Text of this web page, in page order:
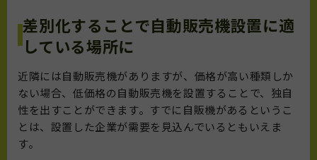
差別化することで自動販売機設置に適
している場所に
近隣には自動販売機がありますが、価格が高い種類しか
ない場合、低価格の自動販売機を設置することで、独自
性を出すことができます。すでに自販機があるというこ
とは、設置した企業が需要を見込んでいるともいえま
す。